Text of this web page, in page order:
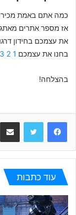
כמה אתם באמת
אז מספר אתרים
את עצמכם בחידון
בחנו את עצמכם 1
2
3
בהצלחה!
עוד כתבות